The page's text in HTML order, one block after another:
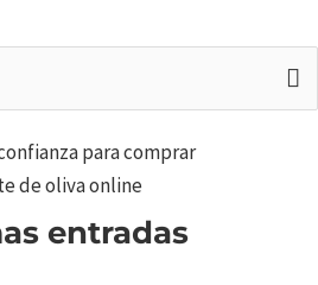
entradas